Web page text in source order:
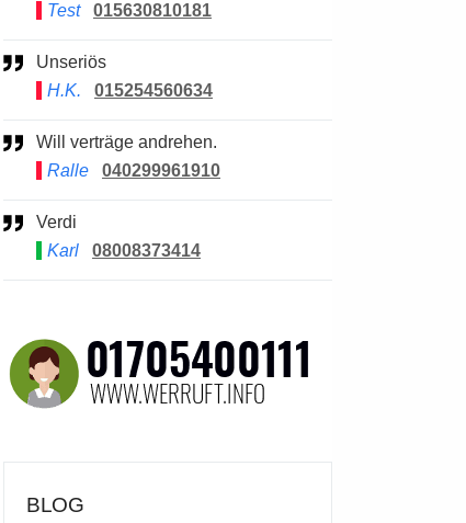
Test
015630810181
Unseriös
H.K.
015254560634
Will verträge andrehen.
Ralle
040299961910
Verdi
Karl
08008373414
BLOG